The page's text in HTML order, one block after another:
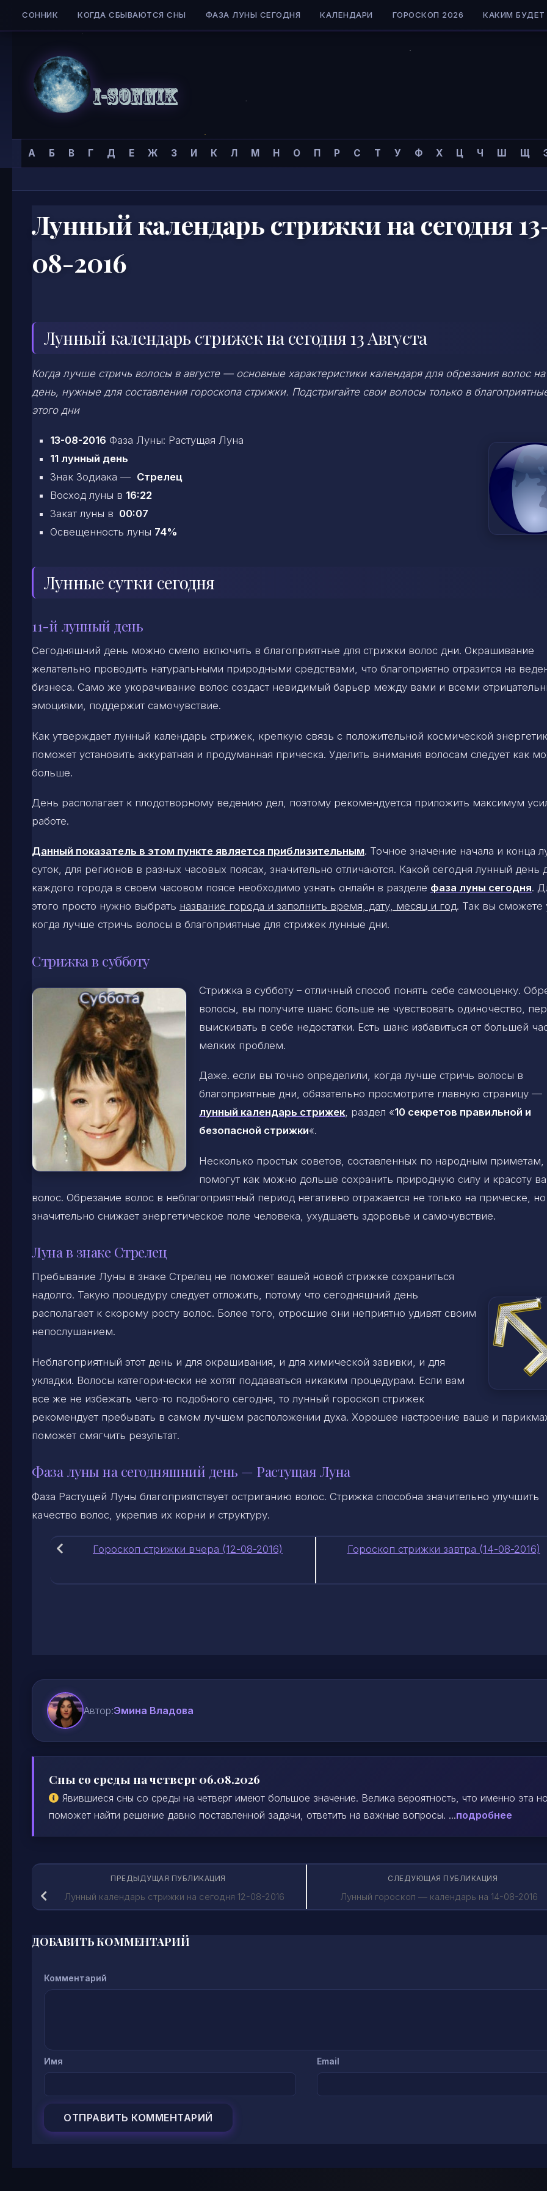
Skip to content
СОННИК КОГДА СБЫВАЮТСЯ СНЫ ФАЗА ЛУНЫ СЕГОДНЯ КАЛЕНДАРИ ГОРОСКОП 2026 КАКИМ БУДЕТ
Сонник
I-
А Б В Г Д Е Ж З И К Л М Н О П Р С Т У Ф Х Ц Ч Ш Щ
Главная страница »Календари» Календарь стрижек »
Лунный календарь стрижки на сегодня
08-2016
Лунный календарь стрижек на сегодня 13 Августа
Когда лучше стричь волосы в августе — основные характеристики календаря для обрезания волос на
день, нужные для составления гороскопа стрижки. Подстригайте свои волосы только в
этого дни
13-08-2016 Фаза Луны: Растущая Луна
11 лунный день
Знак Зодиака — Стрелец
Восход луны в 16:22
Закат луны в 00:07
Освещенность луны 74%
Лунные сутки сегодня
11-й лунный день
Сегодняшний день можно смело включить в благоприятные для стрижки волос дни. Окрашивание
желательно проводить натуральными природными средствами, что благоприятно отразится на
бизнеса. Само же укорачивание волос создаст невидимый барьер между вами и всеми
эмоциями, поддержит самочувствие.
Как утверждает лунный календарь стрижек, крепкую связь с положительной космической
поможет установить аккуратная и продуманная прическа. Уделить внимания волосам следует как
больше.
День располагает к плодотворному ведению дел, поэтому рекомендуется приложить максимум
работе.
Данный показатель в этом пункте является приблизительным. Точное значение начала и конца
суток, для регионов в разных часовых поясах, значительно отличаются. Какой сегодня лунный день
каждого города в своем часовом поясе необходимо узнать онлайн в разделе фаза луны сегодня.
этого просто нужно выбрать название города и заполнить время, дату, месяц и год. Так вы сможете
когда лучше стричь волосы в благоприятные для стрижек лунные дни.
Стрижка в субботу
Стрижка в субботу – отличный способ понять себе самооценку.
волосы, вы получите шанс больше не чувствовать одиночество,
выискивать в себе недостатки. Есть шанс избавиться от большей
мелких проблем.
Даже. если вы точно определили, когда лучше стричь волосы в
благоприятные дни, обязательно просмотрите главную страницу —
лунный календарь стрижек, раздел «10 секретов правильной и
безопасной стрижки«.
Несколько простых советов, составленных по народным приметам,
помогут как можно дольше сохранить природную силу и красоту
волос. Обрезание волос в неблагоприятный период негативно отражается не только на прическе,
значительно снижает энергетическое поле человека, ухудшаеть здоровье и самочувствие.
Луна в знаке Стрелец
Пребывание Луны в знаке Стрелец не поможет вашей новой стрижке сохраниться
надолго. Такую процедуру следует отложить, потому что сегодняшний день
располагает к скорому росту волос. Более того, отросшие они неприятно удивят своим
непослушанием.
Неблагоприятный этот день и для окрашивания, и для химической завивки, и для
укладки. Волосы категорически не хотят поддаваться никаким процедурам. Если вам
все же не избежать чего-то подобного сегодня, то лунный гороскоп стрижек
рекомендует пребывать в самом лучшем расположении духа. Хорошее настроение ваше и
поможет смягчить результат.
Фаза луны на сегодняшний день — Растущая Луна
Фаза Растущей Луны благоприятствует остриганию волос. Стрижка способна значительно улучшить
качество волос, укрепив их корни и структуру.
Гороскоп стрижки завтра (14-08-2016)
Гороскоп стрижки вчера (12-08-2016)
Автор:Эмина Владова
Сны со среды на четверг 06.08.2026
Явившиеся сны со среды на четверг имеют большое значение. Велика вероятность, что именно эта
поможет найти решение давно поставленной задачи, ответить на важные вопросы. ...подробнее
СЛЕДУЮЩАЯ ПУБЛИКАЦИЯ
Лунный гороскоп — календарь на 14-08-2016
ПРЕДЫДУЩАЯ ПУБЛИКАЦИЯ
Лунный календарь стрижки на сегодня 12-08-2016
ДОБАВИТЬ КОММЕНТАРИЙ
Комментарий
Имя Email